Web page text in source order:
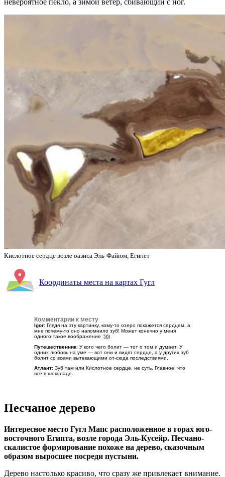
невероятное пекло, а зимой ветер, сбивающий с ног.
Кислотное сердце возле оазиса Эль-Файюм, Египет
Координаты места на картах Гугл
Комментарии к месту
Igor: Глядя на эту картинку, кому-то озеро покажется сердцем, а
мне почему-то оно напомнило зуб! Может конечно у меня
одного такое воображение :))))
Путешественник: У кого чего болит — тот о том и думает. У
одних любовь на уме — вот они и видят сердце, а у других зуб
болит со всеми вытекающими от-сюда последствиями.
Атлант: Зуб там или Кислотное сердце, не суть. Главное, что
всё в шоколаде.
Песчаное дерево
Интересное место Гугл Мапс расположенное в горах юго-
восточного Египта, возле города Эль-Кусейр. Песчано-
скалистое формирование похоже на дерево, сказочным
образом выросшее посреди пустыни.
Дерево настолько красиво, что сразу же привлекает внимание.